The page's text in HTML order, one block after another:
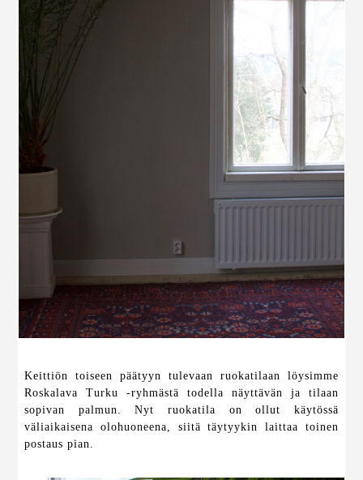
Keittiön toiseen päätyyn tulevaan ruokatilaan löysimme
Roskalava Turku -ryhmästä todella näyttävän ja tilaan
sopivan palmun. Nyt ruokatila on ollut käytössä
väliaikaisena olohuoneena, siitä täytyykin laittaa toinen
postaus pian.